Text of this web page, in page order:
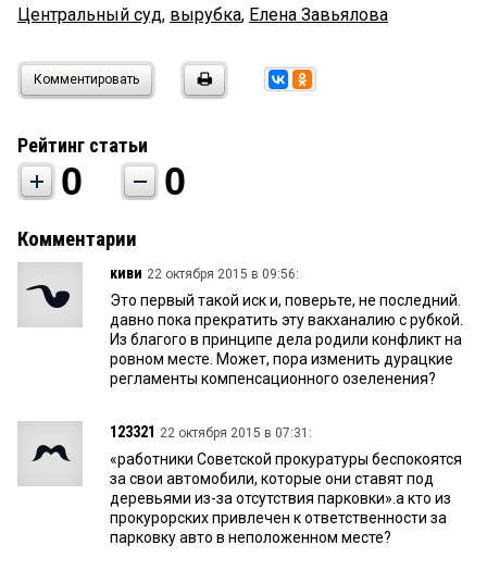
Центральный суд, вырубка, Елена Завьялова
Комментировать
Рейтинг статьи
0 0
Комментарии
киви 22 октября 2015 в 09:56:
Это первый такой иск и, поверьте, не последний.
давно пока прекратить эту вакханалию с рубкой.
Из благого в принципе дела родили конфликт на
ровном месте. Может, пора изменить дурацкие
регламенты компенсационного озеленения?
123321 22 октября 2015 в 07:31:
«работники Советской прокуратуры беспокоятся
за свои автомобили, которые они ставят под
деревьями из-за отсутствия парковки».а кто из
прокурорских привлечен к ответственности за
парковку авто в неположенном месте?